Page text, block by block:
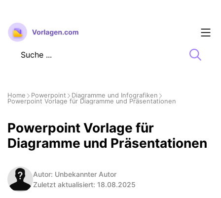
Zum
Inhalt
springen
Home Powerpoint
Diagramme und Infografiken
Powerpoint Vorlage für Diagramme und Präsentationen
Powerpoint Vorlage für
Diagramme und Präsentationen
Autor: Unbekannter Autor
Zuletzt aktualisiert: 18.08.2025